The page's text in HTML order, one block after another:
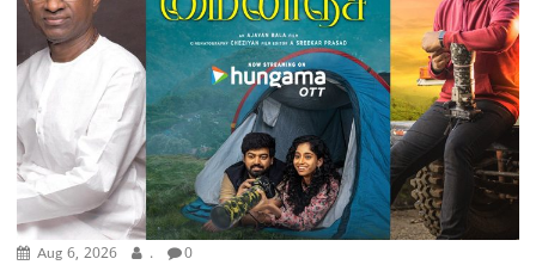
Aug 6, 2026 . 0